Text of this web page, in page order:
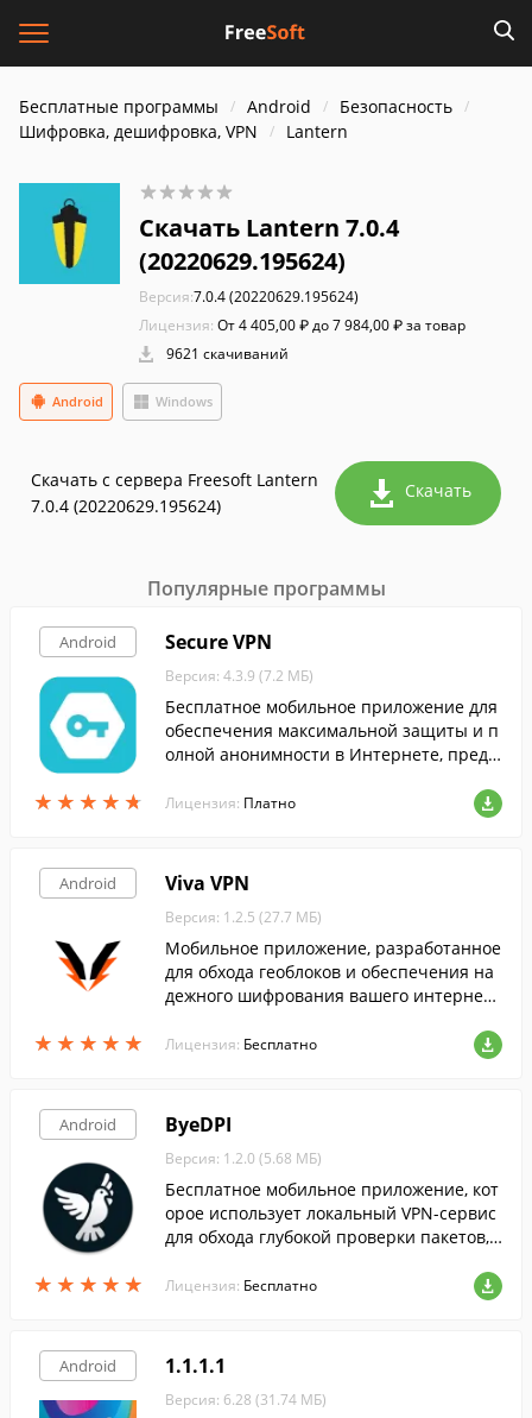
Бесплатные программы Android
Безопасность
Шифровка, дешифровка, VPN
Lantern
Скачать Lantern 7.0.4
(20220629.195624)
Версия:7.0.4 (20220629.195624)
Лицензия: От 4 405,00 ₽ до 7 984,00 ₽ за товар
9621 скачиваний
Android Windows
Скачать с сервера Freesoft Lantern
7.0.4 (20220629.195624)
Скачать
Популярные программы
Android
★ ★ ★ ★ ★
★ ★ ★ ★ ★
Secure VPN
Версия: 4.3.9 (7.2 МБ)
Бесплатное мобильное приложение для
обеспечения максимальной защиты и п
олной анонимности в Интернете, предн
а Андроид.
Лицензия: Платно
Android
★ ★ ★ ★ ★
★ ★ ★ ★ ★
Viva VPN
Версия: 1.2.5 (27.7 МБ)
Мобильное приложение, разработанное
для обхода геоблоков и обеспечения на
дежного шифрования вашего интернет-
я третьих лиц. Распространяется беспла
Лицензия: Бесплатно
Android
★ ★ ★ ★ ★
★ ★ ★ ★ ★
ByeDPI
Версия: 1.2.0 (5.68 МБ)
Бесплатное мобильное приложение, кот
орое использует локальный VPN-сервис
для обхода глубокой проверки пакетов,
Лицензия: Бесплатно
Android 1.1.1.1
Версия: 6.28 (31.74 МБ)